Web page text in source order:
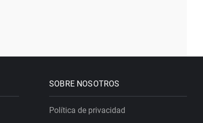
SOBRE NOSOTROS
Política de privacidad